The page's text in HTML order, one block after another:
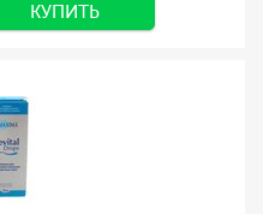
КУПИТЬ